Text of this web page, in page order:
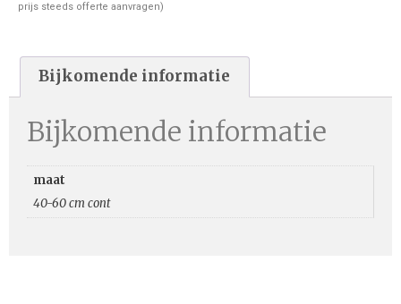
prijs steeds offerte aanvragen)
Bijkomende informatie
Bijkomende informatie
maat
40-60 cm cont